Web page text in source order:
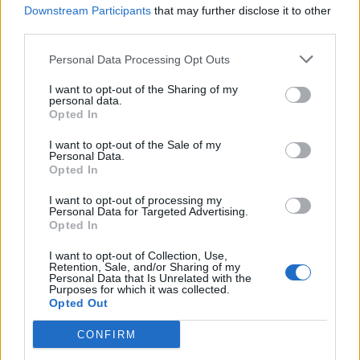
Downstream Participants that may further disclose it to other
Personal Data Processing Opt Outs
I want to opt-out of the Sharing of my
personal data.
Opted In
I want to opt-out of the Sale of my
Personal Data.
Opted In
I want to opt-out of processing my
Personal Data for Targeted Advertising.
Opted In
I want to opt-out of Collection, Use,
Retention, Sale, and/or Sharing of my
Personal Data that Is Unrelated with the
Purposes for which it was collected.
Opted Out
CONFIRM
TIS-Jape TIS-Mattu
Heräsikö ajatuksia? Kerro mielipiteesi.Tutustu kuitenkin
sääntöihin.